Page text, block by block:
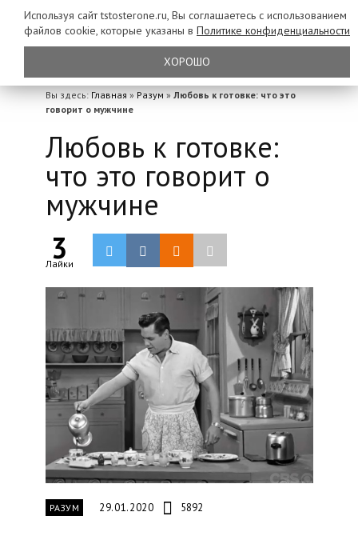
Вы здесь: Главная » Разум » Любовь к готовке: что это
говорит о мужчине
Любовь к готовке:
что это говорит о
мужчине
3
Лайки
РАЗУМ 29.01.2020 5892
Используя сайт tstosterone.ru, Вы соглашаетесь с использованием
файлов cookie, которые указаны в Политике конфиденциальности
ХОРОШО